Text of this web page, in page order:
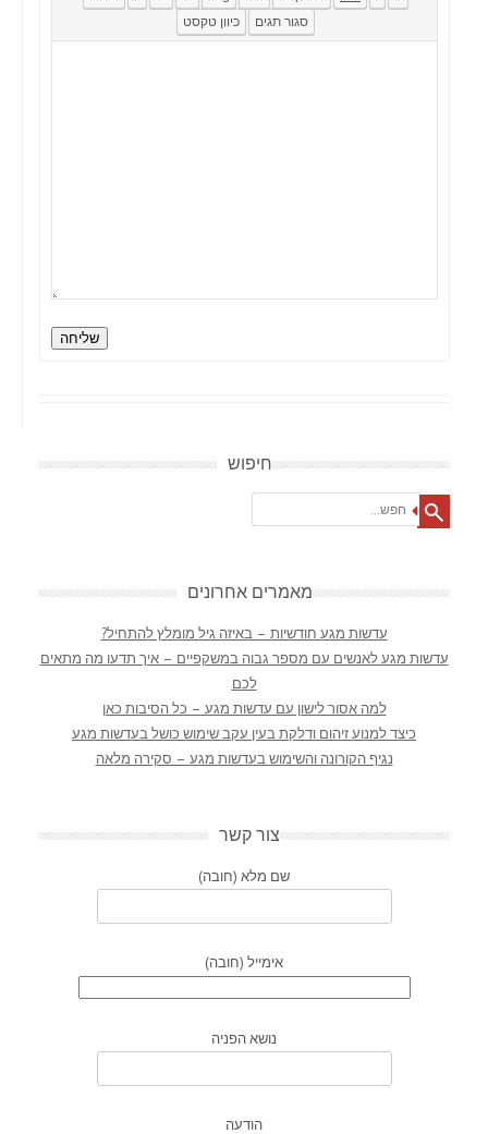
שליחה
חיפוש
מאמרים אחרונים
עדשות מגע חודשיות – באיזה גיל מומלץ להתחיל?
עדשות מגע לאנשים עם מספר גבוה במשקפיים – איך תדעו מה מתאים
לכם
למה אסור לישון עם עדשות מגע – כל הסיבות כאן
כיצד למנוע זיהום ודלקת בעין עקב שימוש כושל בעדשות מגע
נגיף הקורונה והשימוש בעדשות מגע – סקירה מלאה
צור קשר
שם מלא (חובה)
אימייל (חובה)
נושא הפניה
הודעה